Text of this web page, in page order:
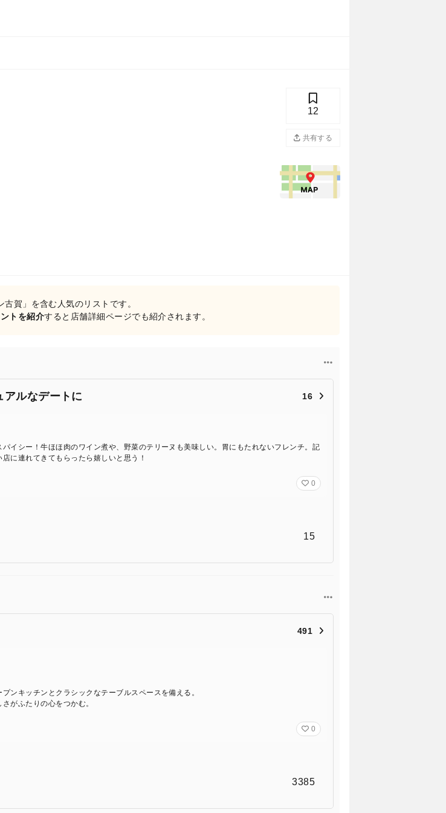
12
共有する
古賀」を含む人気のリストです。
トを紹介すると店舗詳細ページでも紹介されます。
アルなデートに 16
イシー！牛ほほ肉のワイン煮や、野菜のテリーヌも美味しい。胃にもたれないフレンチ。記
に連れてきてもらったら嬉しいと思う！
0
15
491
ンキッチンとクラシックなテーブルスペースを備える。
がふたりの心をつかむ。
0
3385